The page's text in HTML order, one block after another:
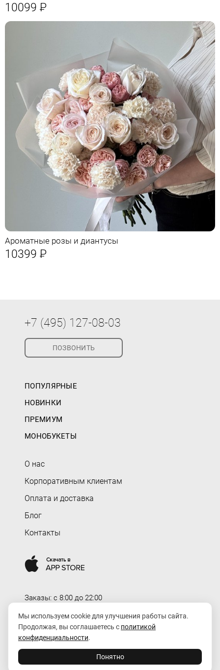
10099 Р
Ароматные розы и диантусы
10399 Р
+7 (495) 127-08-03
ПОЗВОНИТЬ
ПОПУЛЯРНЫЕ
НОВИНКИ
ПРЕМИУМ
МОНОБУКЕТЫ
О нас
Корпоративным клиентам
Оплата и доставка
Блог
Контакты
Заказы: c 8:00 до 22:00
Доставка: c 8:00 до 00:00
order@rozaexpress.ru
Мы используем cookie для улучшения работы сайта.
Продолжая, вы соглашаетесь с политикой
конфиденциальности.
Понятно